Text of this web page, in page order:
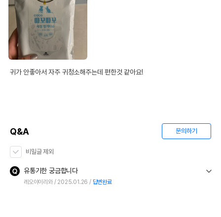
귀가 안좋아서 자주 귀청소해주는데 편한것 같아요!
Q&A 문의하기
비밀글 제외
유통기한 궁금합니다
레오야이리와 2025.01.26 답변완료